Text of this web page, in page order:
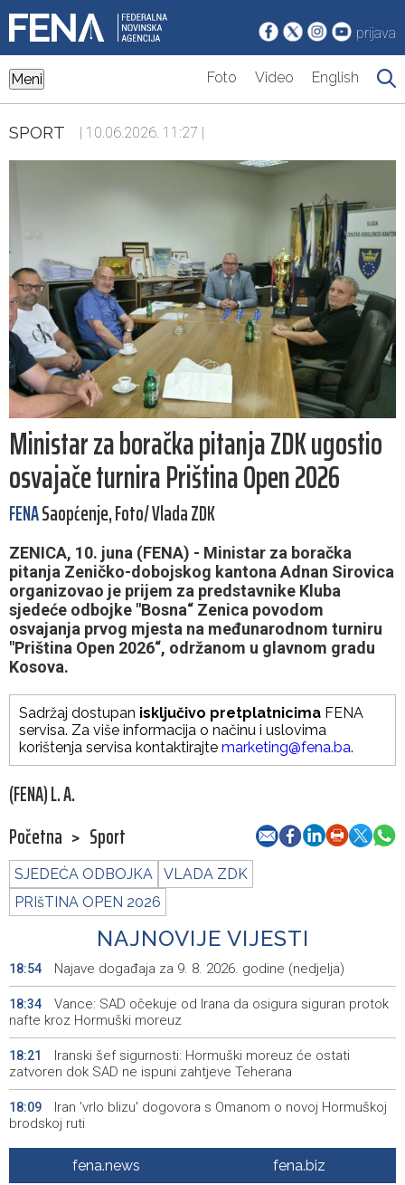
prijava
Meni Foto Video English
SPORT | 10.06.2026. 11:27 |
Ministar za boračka pitanja ZDK ugostio
osvajače turnira Priština Open 2026
FENASaopćenje, Foto/ Vlada ZDK
ZENICA, 10. juna (FENA) - Ministar za boračka
pitanja Zeničko-dobojskog kantona Adnan Sirovica
organizovao je prijem za predstavnike Kluba
sjedeće odbojke "Bosna“ Zenica povodom
osvajanja prvog mjesta na međunarodnom turniru
"Priština Open 2026“, održanom u glavnom gradu
Kosova.
Sadržaj dostupan isključivo pretplatnicima FENA
servisa. Za više informacija o načinu i uslovima
korištenja servisa kontaktirajte marketing@fena.ba.
(FENA) L. A.
Početna > Sport
SJEDEĆA ODBOJKA
VLADA ZDK
PRIšTINA OPEN 2026
NAJNOVIJE VIJESTI
18:54 Najave događaja za 9. 8. 2026. godine (nedjelja)
18:34
Vance: SAD očekuje od Irana da osigura siguran protok
nafte kroz Hormuški moreuz
18:21
Iranski šef sigurnosti: Hormuški moreuz će ostati
zatvoren dok SAD ne ispuni zahtjeve Teherana
18:09
Iran 'vrlo blizu' dogovora s Omanom o novoj Hormuškoj
brodskoj ruti
Koncertom Marije Šerifović večeras se zatvara
manifestacija 'Dani dijaspore Travnik 2026'
fena.news fena.biz